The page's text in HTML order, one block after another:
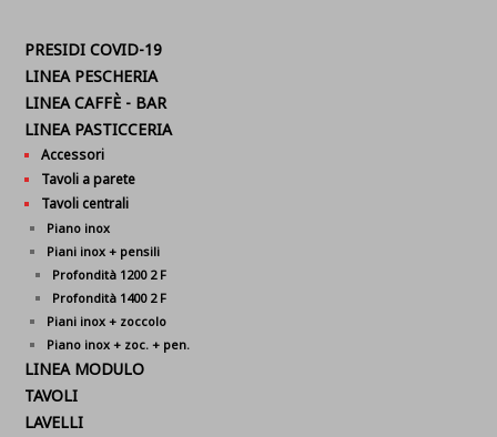
PRESIDI COVID-19
LINEA PESCHERIA
LINEA CAFFÈ - BAR
LINEA PASTICCERIA
Accessori
Tavoli a parete
Tavoli centrali
Piano inox
Piani inox + pensili
Profondità 1200 2 F
Profondità 1400 2 F
Piani inox + zoccolo
Piano inox + zoc. + pen.
LINEA MODULO
TAVOLI
LAVELLI